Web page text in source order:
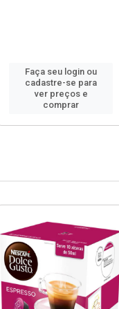
Faça seu login ou
cadastre-se para
ver preços e
comprar